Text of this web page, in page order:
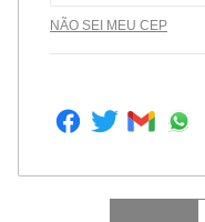
NÃO SEI MEU CEP